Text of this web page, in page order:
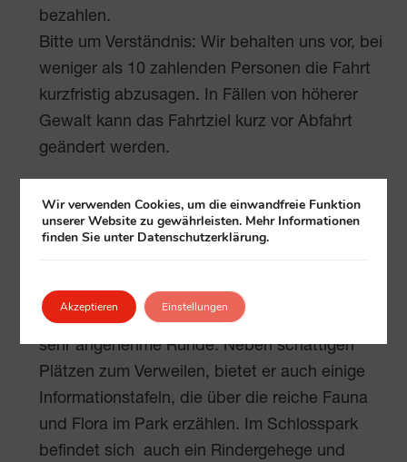
bezahlen.
Bitte um Verständnis: Wir behalten uns vor, bei
weniger als 10 zahlenden Personen die Fahrt
kurzfristig abzusagen. In Fällen von höherer
Gewalt kann das Fahrtziel kurz vor Abfahrt
geändert werden.
Tribuswinkel
Der Naturlehrpfad im wildromantischen
Schlosspark Tribuswinkel ist eine kleine und
sehr angenehme Runde. Neben schattigen
Plätzen zum Verweilen, bietet er auch einige
Informationstafeln, die über die reiche Fauna
und Flora im Park erzählen. Im Schlosspark
befindet sich auch ein Rindergehege und
Wir verwenden Cookies, um die einwandfreie Funktion
unserer Website zu gewährleisten. Mehr Informationen
finden Sie unter Datenschutzerklärung.
Akzeptieren Einstellungen